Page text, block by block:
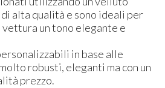
alta qualità e sono ideali per
un tono elegante e
in base alle
robusti, eleganti ma con un
prezzo.